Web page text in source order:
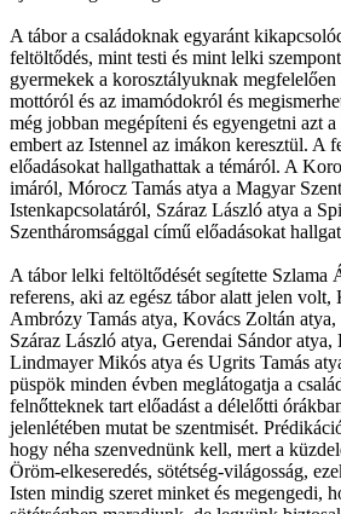
A tábor a családoknak egyaránt
feltöltődés, mint testi és mint lelki
gyermekek a korosztályuknak megfelelően
mottóról és az imamódokról és
még jobban megépíteni és egyengetni azt
embert az Istennel az imákon keresztül. A
előadásokat hallgathattak a témáról. A
imáról, Mórocz Tamás atya a Magyar
Istenkapcsolatáról, Száraz László atya a
Szentháromsággal című előadásokat
A tábor lelki feltöltődését segítette Szlama
referens, aki az egész tábor alatt jelen volt,
Ambrózy Tamás atya, Kovács Zoltán atya,
Száraz László atya, Gerendai Sándor atya,
Lindmayer Mikós atya és Ugrits Tamás
püspök minden évben meglátogatja a
felnőtteknek tart előadást a délelőtti
jelenlétében mutat be szentmisét.
hogy néha szenvednünk kell, mert a
Öröm-elkeseredés, sötétség-világosság,
Isten mindig szeret minket és megengedi,